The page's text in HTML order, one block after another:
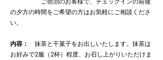
の夕方の時間をご希望の方はお気軽にご相談くださ
い。
内容：
抹茶と干菓子をお出しいたします。抹茶は
お好みで2服（2杯）程度、お召し上がりいただけま